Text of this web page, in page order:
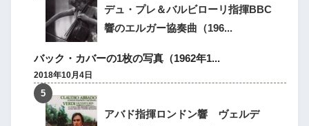
デュ・プレ＆バルビローリ指揮BBC
響のエルガー協奏曲（196...
バック・カバーの1枚の写真（1962年1...
2018年10月4日
アバド指揮ロンドン響 ヴェルデ